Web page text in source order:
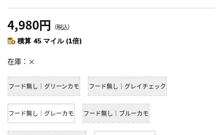
4,980円 （税込）
積算 45 マイル (1倍)
在庫 ×
フード無し｜グリーンカモ フード無し｜グレイチェック
フード無し｜グレーカモ フード無し｜ブルーカモ